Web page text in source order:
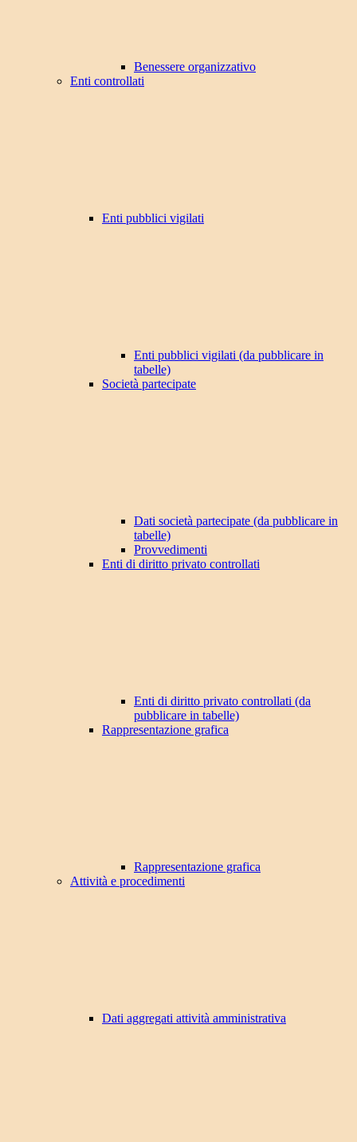
Benessere organizzativo
Enti controllati
Enti pubblici vigilati
Enti pubblici vigilati (da pubblicare in
tabelle)
Società partecipate
Dati società partecipate (da pubblicare in
tabelle)
Provvedimenti
Enti di diritto privato controllati
Enti di diritto privato controllati (da
pubblicare in tabelle)
Rappresentazione grafica
Rappresentazione grafica
Attività e procedimenti
Dati aggregati attività amministrativa